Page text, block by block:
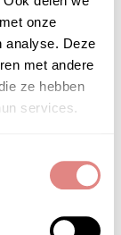
onze
analyse. Deze
met andere
ze hebben
services.
Marine